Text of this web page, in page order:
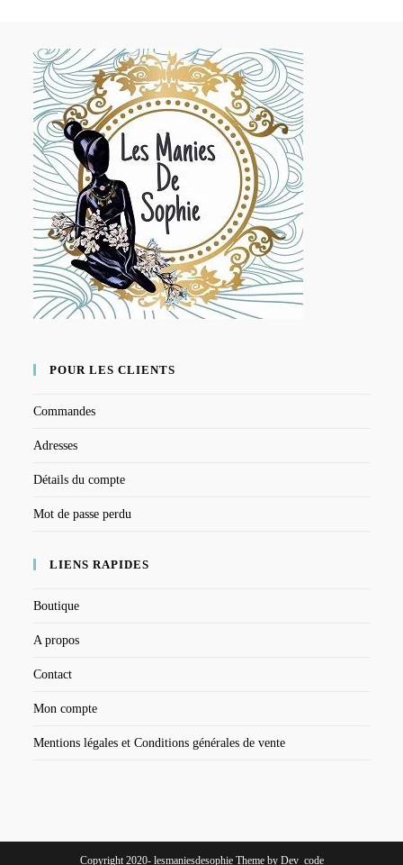
POUR LES CLIENTS
Commandes
Adresses
Détails du compte
Mot de passe perdu
LIENS RAPIDES
Boutique
A propos
Contact
Mon compte
Mentions légales et Conditions générales de vente
Copyright 2020- lesmaniesdesophie Theme by Dev_code